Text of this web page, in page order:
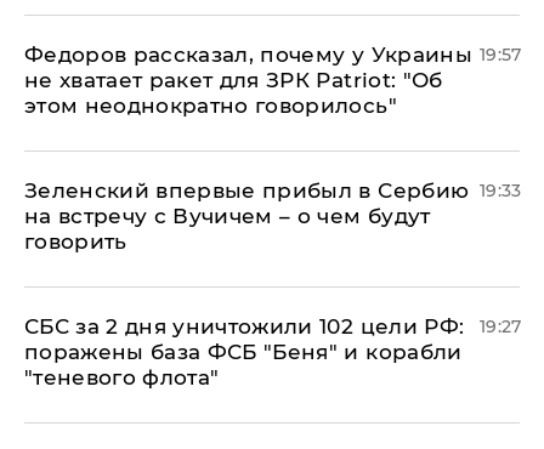
Федоров рассказал, почему у Украины
не хватает ракет для ЗРК Patriot: "Об
этом неоднократно говорилось"
19:57
Зеленский впервые прибыл в Сербию
на встречу с Вучичем – о чем будут
говорить
19:33
СБС за 2 дня уничтожили 102 цели РФ:
поражены база ФСБ "Беня" и корабли
"теневого флота"
19:27